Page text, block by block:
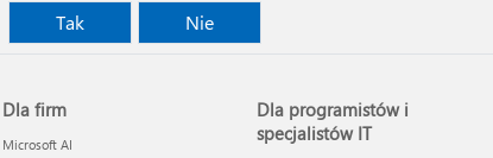
Tak Nie
Dla firm
Microsoft AI
Dla programistów i
specjalistów IT